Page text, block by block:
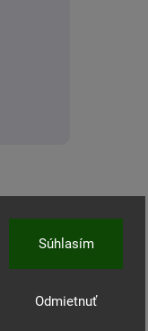
Odmietnuť
Súhlasím